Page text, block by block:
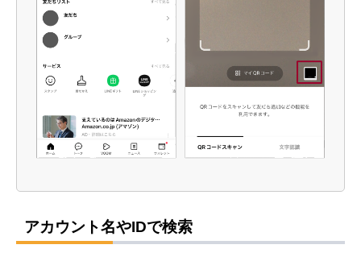
アカウント名やIDで検索